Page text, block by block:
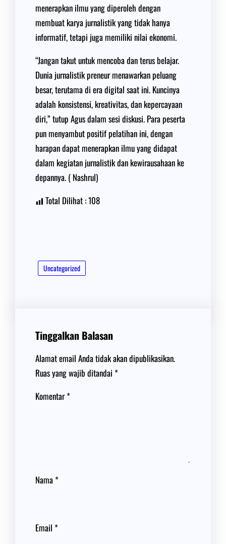
menerapkan ilmu yang diperoleh dengan
membuat karya jurnalistik yang tidak hanya
informatif, tetapi juga memiliki nilai ekonomi.
“Jangan takut untuk mencoba dan terus belajar.
Dunia jurnalistik preneur menawarkan peluang
besar, terutama di era digital saat ini. Kuncinya
adalah konsistensi, kreativitas, dan kepercayaan
diri,” tutup Agus dalam sesi diskusi. Para peserta
pun menyambut positif pelatihan ini, dengan
harapan dapat menerapkan ilmu yang didapat
dalam kegiatan jurnalistik dan kewirausahaan ke
depannya. ( Nashrul)
Total Dilihat :108
Uncategorized
Tinggalkan Balasan
Alamat email Anda tidak akan dipublikasikan.
Ruas yang wajib ditandai *
Komentar*
Nama *
Email *